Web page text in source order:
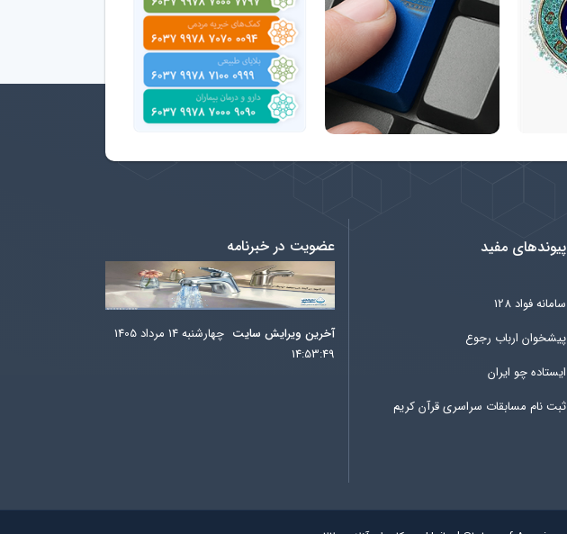
پیوندهای مفید
سامانه فواد 128
پیشخوان ارباب رجوع
ایستاده چو ایران
ثبت نام مسابقات سراسری قرآن کریم
عضویت در خبرنامه
آخرين ويرايش سایت
چهارشنبه 14 مرداد 1405
14:53:49